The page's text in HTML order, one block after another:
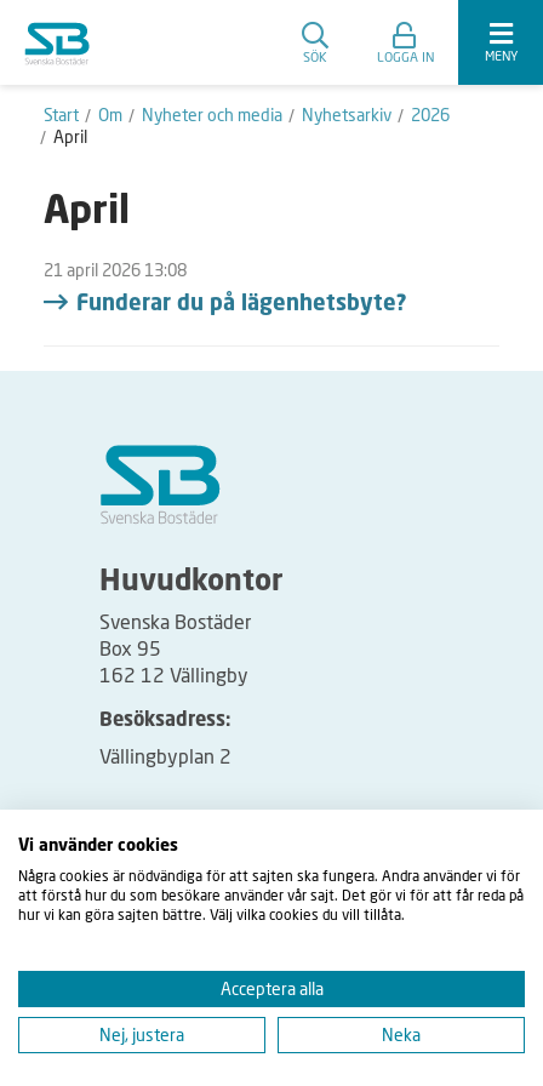
SÖK LOGGA IN MENY
Start Om Nyheter och media Nyhetsarkiv
2026
April
April
21 april 2026 13:08
Funderar du på lägenhetsbyte?
Huvudkontor
Svenska Bostäder
Box 95
162 12 Vällingby
Besöksadress:
Vällingbyplan 2
Vi använder cookies
Några cookies är nödvändiga för att sajten ska fungera. Andra använder vi för
att förstå hur du som besökare använder vår sajt. Det gör vi för att får reda på
hur vi kan göra sajten bättre. Välj vilka cookies du vill tillåta.
Acceptera alla
Nej, justera Neka